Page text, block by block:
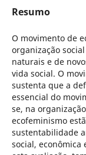
Resumo
O movimento de
organização
naturais e de
vida social. O
sustenta que a
essencial do
se, na
ecofeminismo
sustentabilidade
social, econômica